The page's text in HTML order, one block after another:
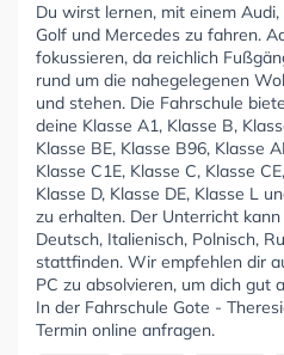
Du wirst lernen, mit einem
Golf und Mercedes zu fahren.
fokussieren, da reichlich
rund um die nahegelegenen
und stehen. Die Fahrschule
deine Klasse A1, Klasse B,
Klasse BE, Klasse B96, Klasse
Klasse C1E, Klasse C, Klasse
Klasse D, Klasse DE, Klasse L
zu erhalten. Der Unterricht
Deutsch, Italienisch, Polnisch,
stattfinden. Wir empfehlen dir
PC zu absolvieren, um dich gut
In der Fahrschule Gote -
Termin online anfragen.